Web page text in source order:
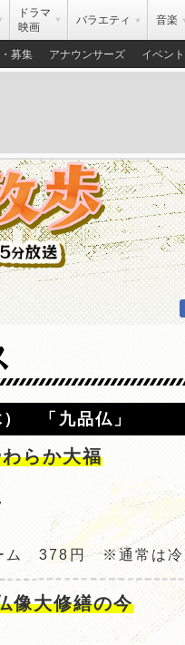
ドラマ
映画
バラエティ 音楽
募集 アナウンサーズ イベント
） 「九品仏」
らか大福
ム 378円 ※通常は冷
像大修繕の今